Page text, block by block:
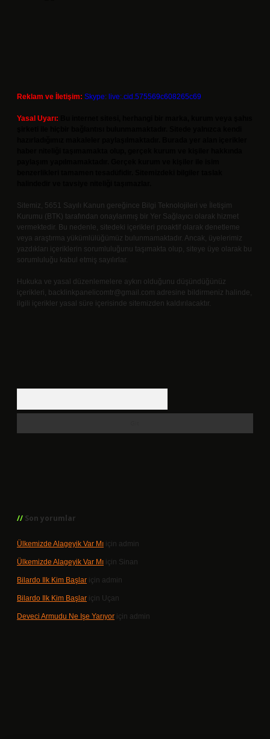
Reklam ve İletişim: Skype: live:.cid.575569c608265c69
Yasal Uyarı:
Sitemiz, 5651 Sayılı Kanun gereğince Bilgi Teknolojileri ve İletişim
Kurumu (BTK) tarafından onaylanmış bir Yer Sağlayıcı olarak hizmet
vermektedir. Bu nedenle, sitedeki içerikleri proaktif olarak denetleme
veya araştırma yükümlülüğümüz bulunmamaktadır. Ancak, üyelerimiz
yazdıkları içeriklerin sorumluluğunu taşımakta olup, siteye üye olarak bu
sorumluluğu kabul etmiş sayılırlar.
Hukuka ve yasal düzenlemelere aykırı olduğunu düşündüğünüz
içerikleri, backlinkpanelicomtr@gmail.com adresine bildirmeniz halinde,
ilgili içerikler yasal süre içerisinde sitemizden kaldırılacaktır.
Son yorumlar
Ülkemizde Alageyik Var Mı için admin
Ülkemizde Alageyik Var Mı için Sinan
Bilardo Ilk Kim Başlar için admin
Bilardo Ilk Kim Başlar için Uçan
Deveci Armudu Ne Işe Yarıyor için admin